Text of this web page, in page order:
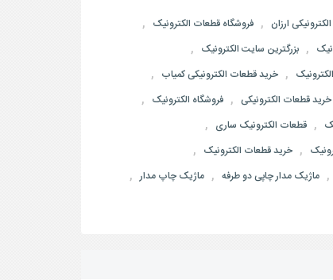
ارزان , فروشگاه قطعات الکترونیک ,
, بزرگترین سایت الکترونیک ,
, خرید قطعات الکترونیکی کمیاب ,
خرید قطعات الکترونیکی , فروشگاه الکترونیک ,
, قطعات الکترونیک ساری ,
, خرید قطعات الکترونیک ,
, ماژیک مدار چاپی دو طرفه , ماژیک چاپ مدار ,